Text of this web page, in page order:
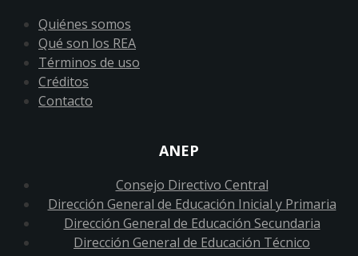
Quiénes somos
Qué son los REA
Términos de uso
Créditos
Contacto
ANEP
Consejo Directivo Central
Dirección General de Educación Inicial y Primaria
Dirección General de Educación Secundaria
Dirección General de Educación Técnico